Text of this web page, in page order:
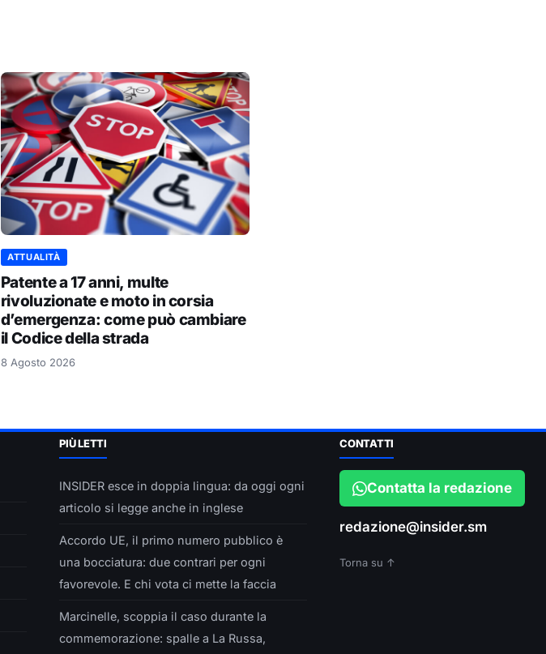
ATTUALITÀ
Patente a 17 anni, multe
rivoluzionate e moto in corsia
d’emergenza: come può cambiare
il Codice della strada
8 Agosto 2026
PIÙ LETTI
INSIDER esce in doppia lingua: da oggi ogni
articolo si legge anche in inglese
Accordo UE, il primo numero pubblico è
una bocciatura: due contrari per ogni
favorevole. E chi vota ci mette la faccia
Marcinelle, scoppia il caso durante la
commemorazione: spalle a La Russa,
CONTATTI
Contatta la redazione
redazione@insider.sm
Torna su ↑